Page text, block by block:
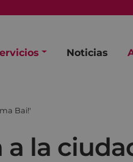
Noticias
Bai!'
la